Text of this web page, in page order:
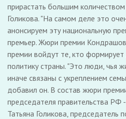
прирастать большим
Голикова. "На самом деле это
анонсируем эту национальную
премьер. Жюри премии
премии войдут те, кто
политику страны. "Это люди, чья
иначе связаны с укреплением
добавил он. В состав жюри
председателя правительства РФ
Татьяна Голикова, председатель